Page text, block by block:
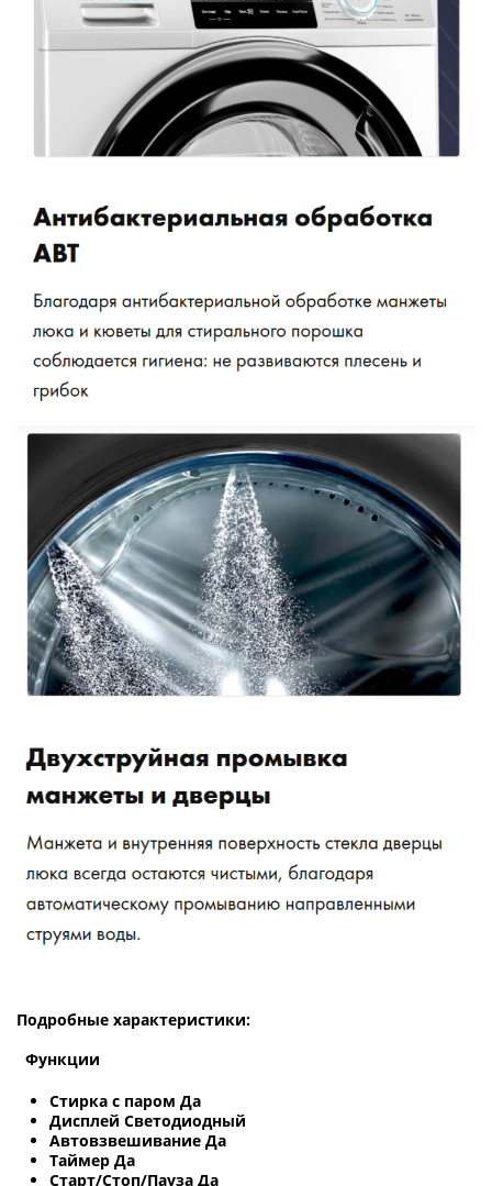
Подробные характеристики:
Функции
Стирка с паром Да
Дисплей Светодиодный
Автовзвешивание Да
Таймер Да
Старт/Стоп/Пауза Да